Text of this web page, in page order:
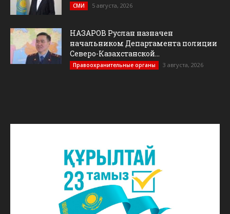
СМИ 5 августа, 2026
НАЗАРОВ Руслан назначен
начальником Департамента полиции
Северо-Казахстанской...
Правоохранительные органы 3 августа, 2026